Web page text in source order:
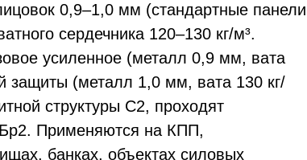
0,9–1,0 мм (стандартные панели
сердечника 120–130 кг/м³.
усиленное (металл 0,9 мм, вата
защиты (металл 1,0 мм, вата 130 кг/
структуры С2, проходят
Бр2. Применяются на КПП,
банках, объектах силовых